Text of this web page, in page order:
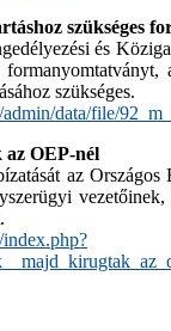
szükséges
és
szükséges.
data/file/
az OEP-nél
az Országos